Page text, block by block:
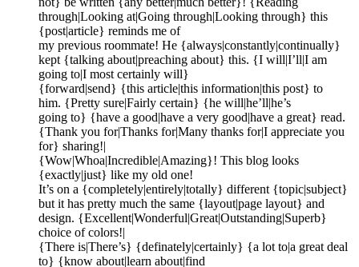
through|Looking at|Going through|Looking through} this
{post|article} reminds me of
my previous roommate! He {always|constantly|continually}
kept {talking about|preaching about} this. {I will|I’ll|I am
going to|I most certainly will}
{forward|send} {this article|this information|this post} to
him. {Pretty sure|Fairly certain} {he will|he’ll|he’s
going to} {have a good|have a very good|have a great} read.
{Thank you for|Thanks for|Many thanks for|I appreciate you
for} sharing!|
{Wow|Whoa|Incredible|Amazing}! This blog looks
{exactly|just} like my old one!
It’s on a {completely|entirely|totally} different {topic|subject}
but it has pretty much the same {layout|page layout} and
design. {Excellent|Wonderful|Great|Outstanding|Superb}
choice of colors!|
{There is|There’s} {definately|certainly} {a lot to|a great deal
to} {know about|learn about|find